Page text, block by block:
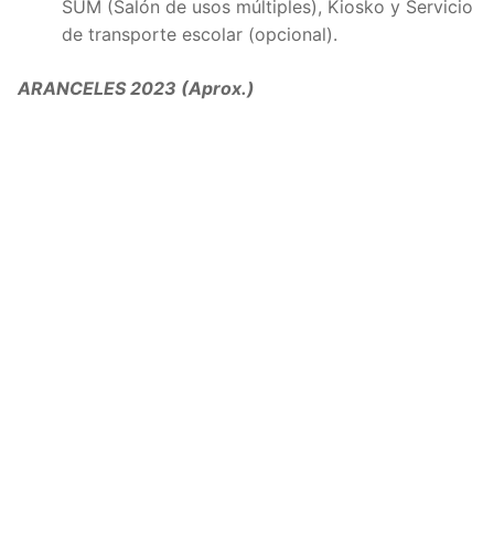
SUM (Salón de usos múltiples), Kiosko y Servicio
de transporte escolar (opcional).
ARANCELES 2023 (Aprox.)